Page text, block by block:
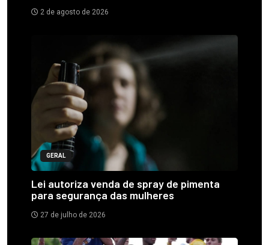
2 de agosto de 2026
GERAL
Lei autoriza venda de spray de pimenta
para segurança das mulheres
27 de julho de 2026